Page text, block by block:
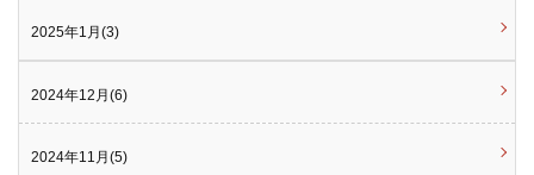
2025年1月(3)
2024年12月(6)
2024年11月(5)